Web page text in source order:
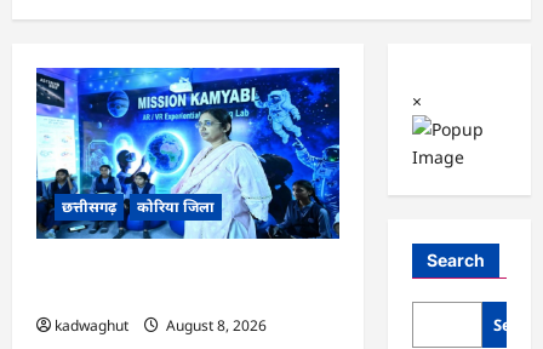
छत्तीसगढ़ कोरिया जिला
kadwaghut
August 8, 2026
×
Search